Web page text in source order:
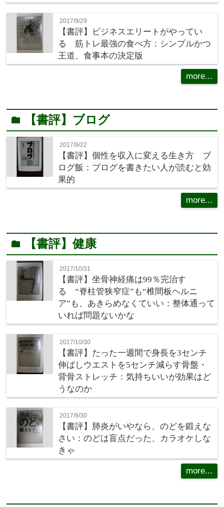
2017/9/29
【書評】ビジネスエリートがやってい
る 筋トレ最強の食べ方：シンプルかつ
王道、食事本の決定版
more...
folder 【書評】ブログ
2017/9/22
【書評】個性を収入に変える生き方 ブ
ログ飯：ブログを書きたい人が読むと効
果的
more...
folder 【書評】健康
2017/10/31
【書評】坐骨神経痛は99％完治す
る “脊柱管狭窄症”も“椎間板ヘルニ
ア”も、あきらめなくていい：整体通って
いれば問題ないかな
2017/10/30
【書評】たった一週間で身長を3センチ
伸ばしウエストを5センチ減らす骨盤・
背骨ストレッチ：気持ちいいが効果はど
うなのか
2017/9/30
【書評】肺炎がいやなら、のどを鍛えな
さい：のどは盲点だった、カラオケしな
きゃ
more...